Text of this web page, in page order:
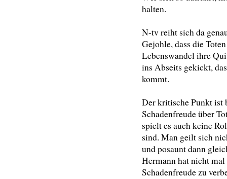
halten.
N-tv reiht sich da
Gejohle, dass die
Lebenswandel ihre
ins Abseits gekickt,
kommt.
Der kritische Punkt ist
Schadenfreude über
spielt es auch keine
sind. Man geilt sich
und posaunt dann
Hermann hat nicht
Schadenfreude zu